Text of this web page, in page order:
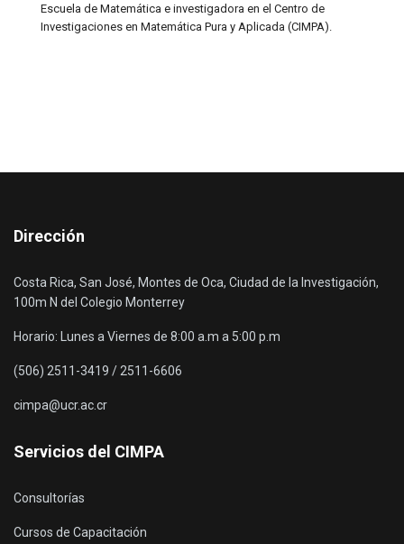
Escuela de Matemática e investigadora en el Centro de
Investigaciones en Matemática Pura y Aplicada (CIMPA).
Dirección
Costa Rica, San José, Montes de Oca, Ciudad de la Investigación,
100m N del Colegio Monterrey
Horario: Lunes a Viernes de 8:00 a.m a 5:00 p.m
(506) 2511-3419 / 2511-6606
cimpa@ucr.ac.cr
Servicios del CIMPA
Consultorías
Cursos de Capacitación